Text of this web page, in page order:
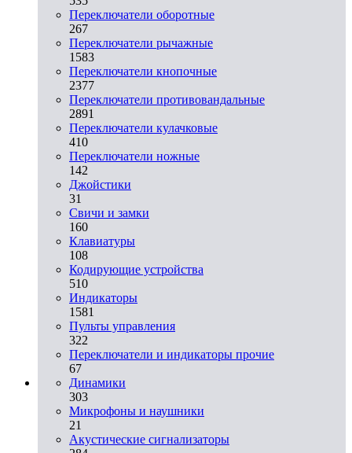
Переключатели оборотные
267
Переключатели рычажные
1583
Переключатели кнопочные
2377
Переключатели противовандальные
2891
Переключатели кулачковые
410
Переключатели ножные
142
Джойстики
31
Свичи и замки
160
Клавиатуры
108
Кодирующие устройства
510
Индикаторы
1581
Пульты управления
322
Переключатели и индикаторы прочие
67
Динамики
303
Микрофоны и наушники
21
Акустические сигнализаторы